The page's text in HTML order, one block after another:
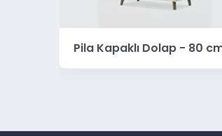
Pila Kapaklı Dolap - 80